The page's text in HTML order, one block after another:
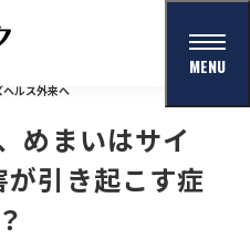
ルス外来へ
MENU
めまいはサイ
引き起こす症